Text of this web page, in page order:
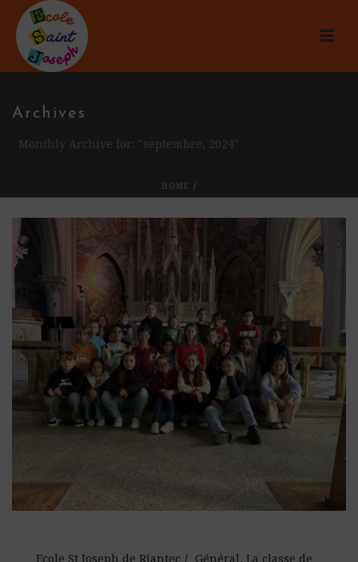
Archives
Monthly Archive for: "septembre, 2024"
HOME /
Ecole St Joseph de Riantec Général , La classe de